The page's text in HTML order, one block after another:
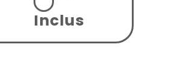
Inclus